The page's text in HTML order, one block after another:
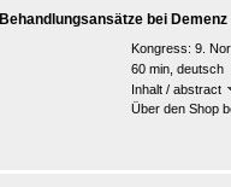
Behandlungsansätze bei
Kongress: 9.
60 min, deutsch
Inhalt / abstract
Über den Shop